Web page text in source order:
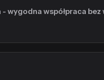
- wygodna współpraca bez